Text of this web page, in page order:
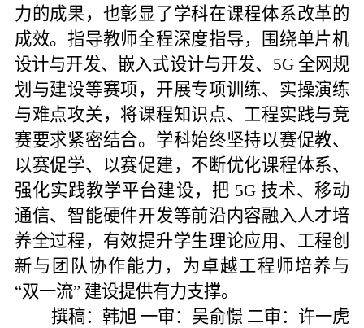
力的成果，也彰显了学科在课程体系改革的
成效。指导教师全程深度指导，围绕单片机
设计与开发、嵌入式设计与开发、5G 全网规
划与建设等赛项，开展专项训练、实操演练
与难点攻关，将课程知识点、工程实践与竞
赛要求紧密结合。学科始终坚持以赛促教、
以赛促学、以赛促建，不断优化课程体系、
强化实践教学平台建设，把 5G 技术、移动
通信、智能硬件开发等前沿内容融入人才培
养全过程，有效提升学生理论应用、工程创
新与团队协作能力，为卓越工程师培养与
“双一流” 建设提供有力支撑。
撰稿：韩旭 一审： 吴俞憬 二审： 许一虎